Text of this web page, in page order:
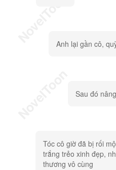
Anh lại gần cô,
Sau đó
Tóc cô giờ đã bị rối
trắng trẻo xinh đẹp,
thương vô cùng